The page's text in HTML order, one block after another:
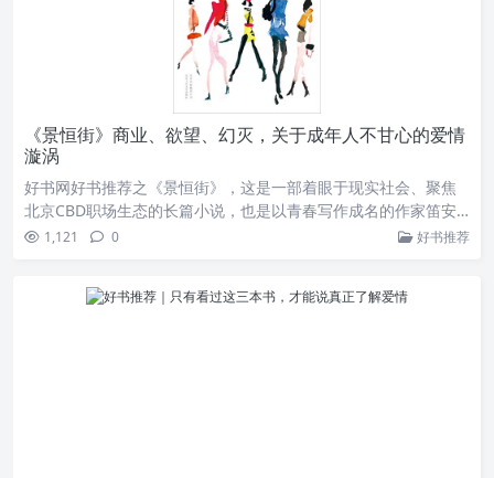
《景恒街》商业、欲望、幻灭，关于成年人不甘心的爱情
漩涡
好书网好书推荐之《景恒街》，这是一部着眼于现实社会、聚焦
北京CBD职场生态的长篇小说，也是以青春写作成名的作家笛安
的转型之作。
1,121 0 好书推荐